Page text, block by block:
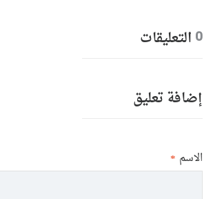
0 التعليقات
إضافة تعليق
الاسم *